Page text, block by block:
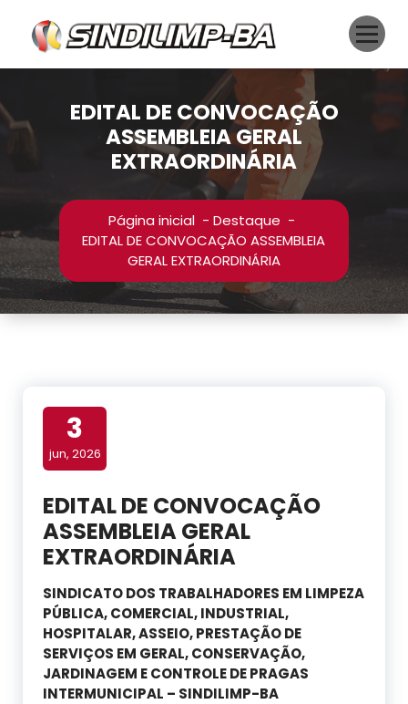
conteúdo
EDITAL DE CONVOCAÇÃO
ASSEMBLEIA GERAL
EXTRAORDINÁRIA
Página inicial -Destaque -
EDITAL DE CONVOCAÇÃO ASSEMBLEIA
GERAL EXTRAORDINÁRIA
3
jun, 2026
EDITAL DE CONVOCAÇÃO
ASSEMBLEIA GERAL
EXTRAORDINÁRIA
SINDICATO DOS TRABALHADORES EM LIMPEZA
PÚBLICA, COMERCIAL, INDUSTRIAL,
HOSPITALAR, ASSEIO, PRESTAÇÃO DE
SERVIÇOS EM GERAL, CONSERVAÇÃO,
JARDINAGEM E CONTROLE DE PRAGAS
INTERMUNICIPAL – SINDILIMP-BA